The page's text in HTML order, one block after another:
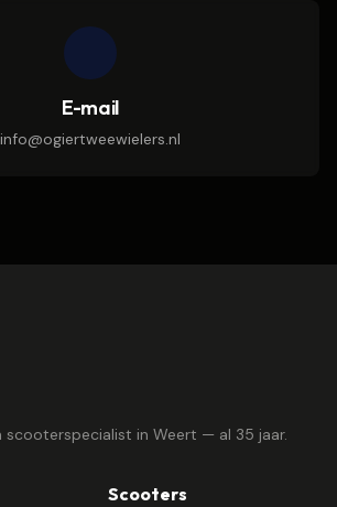
E-mail
info@ogiertweewielers.nl
scooterspecialist in Weert — al 35 jaar.
Scooters